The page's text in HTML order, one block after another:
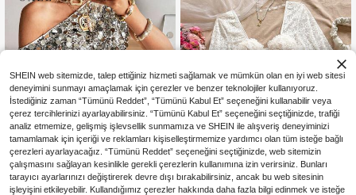
SHEIN web sitemizde, talep ettiğiniz hizmeti sağlamak ve mümkün olan en iyi web sitesi
deneyimini sunmayı amaçlamak için çerezler ve benzer teknolojiler kullanıyoruz.
İstediğiniz zaman “Tümünü Reddet”, “Tümünü Kabul Et” seçeneğini kullanabilir veya
çerez tercihlerinizi ayarlayabilirsiniz. “Tümünü Kabul Et” seçeneğini seçtiğinizde, trafiği
analiz etmemize, gelişmiş işlevsellik sunmamıza ve SHEIN ile alışveriş deneyiminizi
tamamlamak için içeriği ve reklamları kişiselleştirmemize yardımcı olan tüm isteğe bağlı
çerezleri ayarlayacağız. “Tümünü Reddet” seçeneğini seçtiğinizde, web sitemizin
çalışmasını sağlayan kesinlikle gerekli çerezlerin kullanımına izin verirsiniz. Bunları
tarayıcı ayarlarınızı değiştirerek devre dışı bırakabilirsiniz, ancak bu web sitesinin
işleyişini etkileyebilir. Kullandığımız çerezler hakkında daha fazla bilgi edinmek ve isteğe